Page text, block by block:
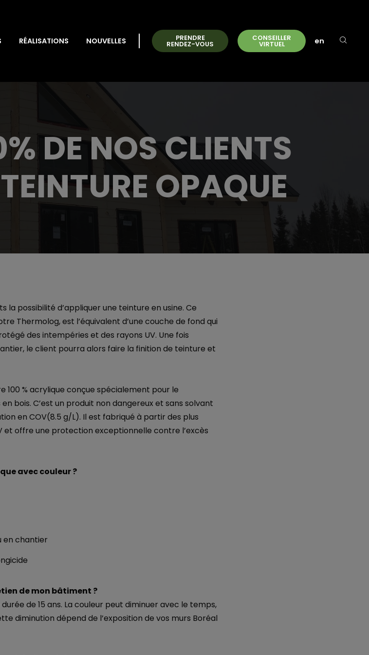
RÉALISATIONS NOUVELLES PRENDRE
RENDEZ-VOUS
CONSEILLER
VIRTUEL en
DE NOS CLIENTS
OPAQUE
la possibilité d’appliquer une teinture en usine. Ce
Thermolog, est l’équivalent d’une couche de fond qui
des intempéries et des rayons UV. Une fois
le client pourra alors faire la finition de teinture et
100 % acrylique conçue spécialement pour le
bois. C’est un produit non dangereux et sans solvant
en COV(8.5 g/L). Il est fabriqué à partir des plus
et offre une protection exceptionnelle contre l’excès
avec couleur ?
en chantier
de mon bâtiment ?
de 15 ans. La couleur peut diminuer avec le temps,
diminution dépend de l’exposition de vos murs Boréal